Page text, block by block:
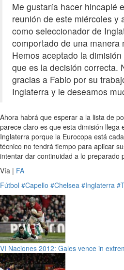
Me gustaría hacer hincapié
reunión de este miércoles y
como seleccionador de
comportado de una manera
Hemos aceptado la
que es la decisión correcta.
gracias a Fabio por su
Inglaterra y le deseamos
Ahora habrá que esperar a la lista de
parece claro es que esta dimisión llega
Inglaterra porque la Eurocopa está
técnico no tendrá tiempo para aplicar
intentar dar continuidad a lo preparado
Vía | FA
Fútbol #Capello #Chelsea #Inglaterra
VI Naciones 2012: Gales vence in